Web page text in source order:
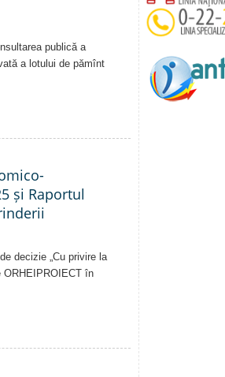
publică a
a lotului de pămînt
și Raportul
decizie „Cu privire la
ORHEIPROIECT în